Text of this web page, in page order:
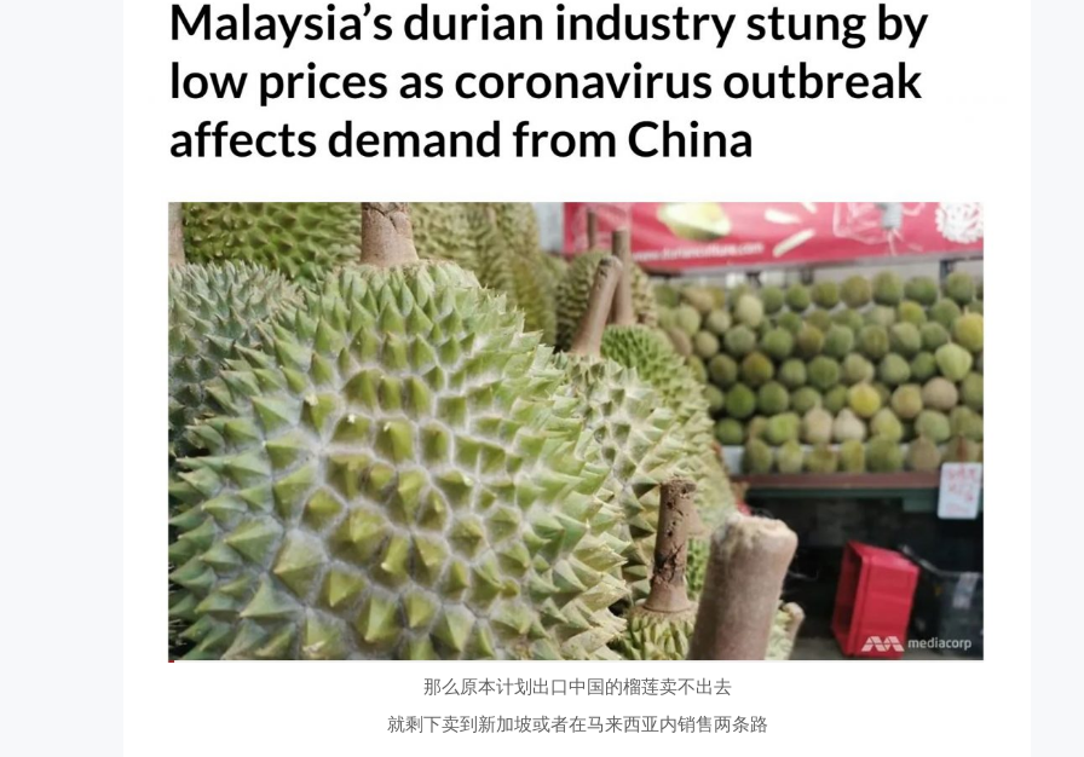
那么原本计划出口中国的榴莲卖不出去
就剩下卖到新加坡或者在马来西亚内销售两条路